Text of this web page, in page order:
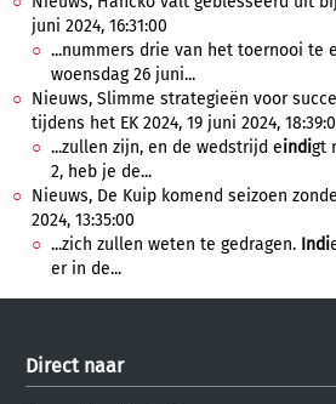
juni 2024, 16:31:00
...nummers drie van het toernooi te e
woensdag 26 juni...
Nieuws, Slimme strategieën voor
tijdens het EK 2024, 19 juni 2024,
...zullen zijn, en de wedstrijd eindigt
2, heb je de...
Nieuws, De Kuip komend seizoen
2024, 13:35:00
...zich zullen weten te gedragen. Indi
er in de...
Direct naar